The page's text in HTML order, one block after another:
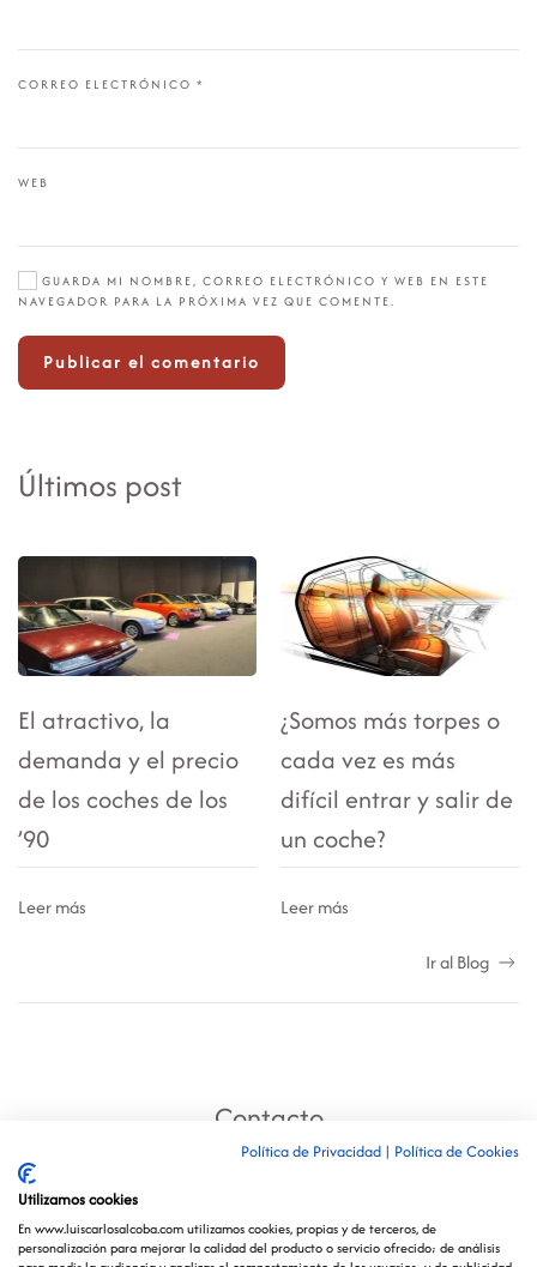
CORREO ELECTRÓNICO *
WEB
GUARDA MI NOMBRE, CORREO ELECTRÓNICO Y WEB EN ESTE
NAVEGADOR PARA LA PRÓXIMA VEZ QUE COMENTE.
Publicar el comentario
Últimos post
El atractivo, la
demanda y el precio
de los coches de los
’90
Leer más
¿Somos más torpes o
cada vez es más
difícil entrar y salir de
un coche?
Leer más
Ir al Blog
Contacto
Aviso Legal / Política de Privacidad y Cookies /
Política de Privacidad | Política de Cookies
Utilizamos cookies
En www.luiscarlosalcoba.com utilizamos cookies, propias y de terceros, de
personalización para mejorar la calidad del producto o servicio ofrecido; de análisis